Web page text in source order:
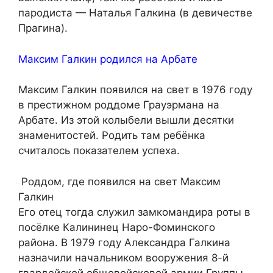
пародиста — Наталья Галкина (в девичестве
Прагина).
Максим Галкин родился на Арбате
Максим Галкин появился на свет в 1976 году
в престижном роддоме Грауэрмана на
Арбате. Из этой колыбели вышли десятки
знаменитостей. Родить там ребёнка
считалось показателем успеха.
Роддом, где появился на свет Максим
Галкин
Его отец тогда служил замкомандира роты в
посёлке Калининец Наро-Фоминского
района. В 1979 году Александра Галкина
назначили начальником вооружения 8-й